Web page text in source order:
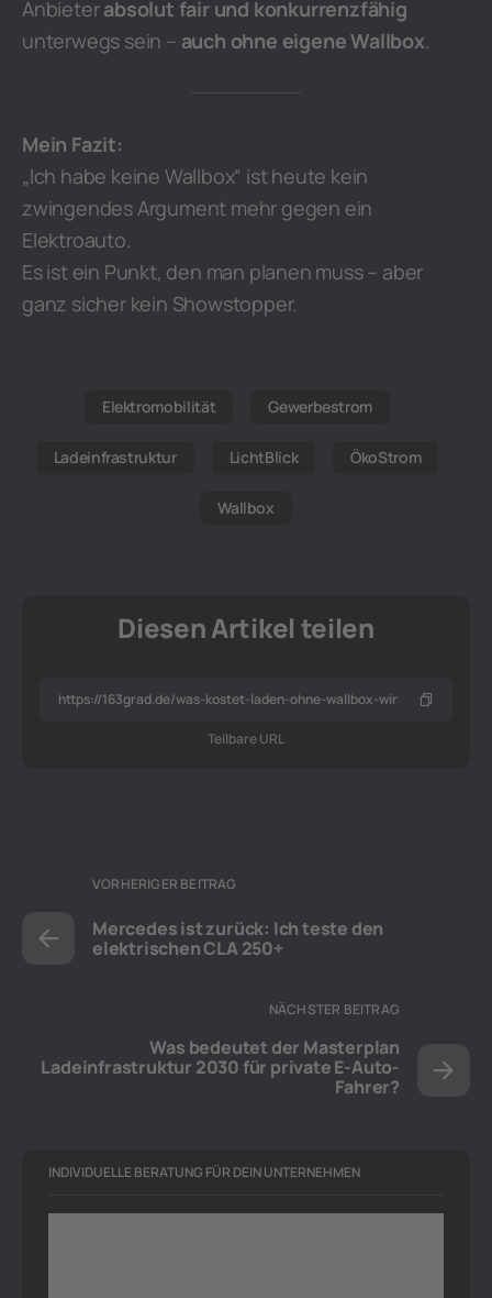
Anbieterabsolut fair und konkurrenzfähig
unterwegs sein – auch ohne eigene Wallbox.
Mein Fazit:
„Ich habe keine Wallbox“ ist heute kein
zwingendes Argument mehr gegen ein
Elektroauto.
Es ist ein Punkt, den man planen muss – aber
ganz sicher kein Showstopper.
Elektromobilität Gewerbestrom
Ladeinfrastruktur LichtBlick ÖkoStrom
Wallbox
Diesen Artikel teilen
Teilbare URL
VORHERIGER BEITRAG
Mercedes ist zurück: Ich teste den
elektrischen CLA 250+
NÄCHSTER BEITRAG
Was bedeutet der Masterplan
Ladeinfrastruktur 2030 für private E-Auto-
Fahrer?
INDIVIDUELLE BERATUNG FÜR DEIN UNTERNEHMEN